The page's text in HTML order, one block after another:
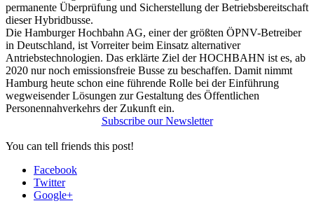
permanente Überprüfung und Sicherstellung der Betriebsbereitschaft
dieser Hybridbusse.
Die Hamburger Hochbahn AG, einer der größten ÖPNV-Betreiber
in Deutschland, ist Vorreiter beim Einsatz alternativer
Antriebstechnologien. Das erklärte Ziel der HOCHBAHN ist es, ab
2020 nur noch emissionsfreie Busse zu beschaffen. Damit nimmt
Hamburg heute schon eine führende Rolle bei der Einführung
wegweisender Lösungen zur Gestaltung des Öffentlichen
Personennahverkehrs der Zukunft ein.
Subscribe our Newsletter
You can tell friends this post!
Facebook
Twitter
Google+